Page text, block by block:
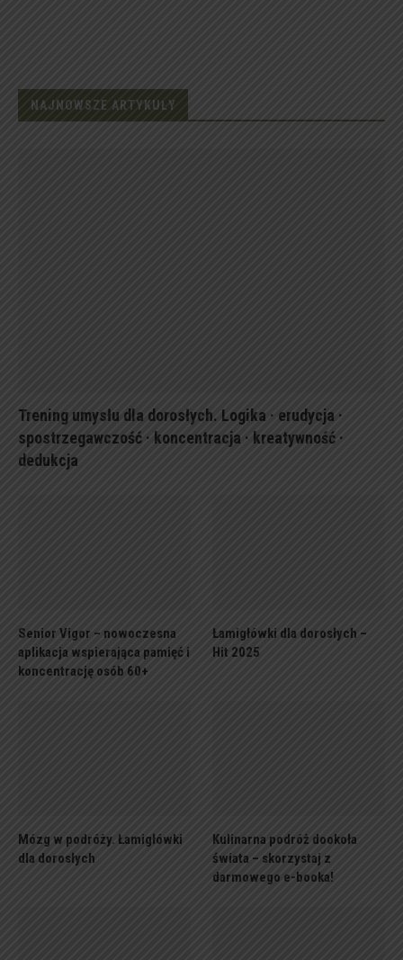
NAJNOWSZE ARTYKUŁY
Trening umysłu dla dorosłych. Logika · erudycja ·
spostrzegawczość · koncentracja · kreatywność ·
dedukcja
Senior Vigor – nowoczesna
aplikacja wspierająca pamięć i
koncentrację osób 60+
Łamigłówki dla dorosłych –
Hit 2025
Mózg w podróży. Łamigłówki
dla dorosłych
Kulinarna podróż dookoła
świata – skorzystaj z
darmowego e-booka!